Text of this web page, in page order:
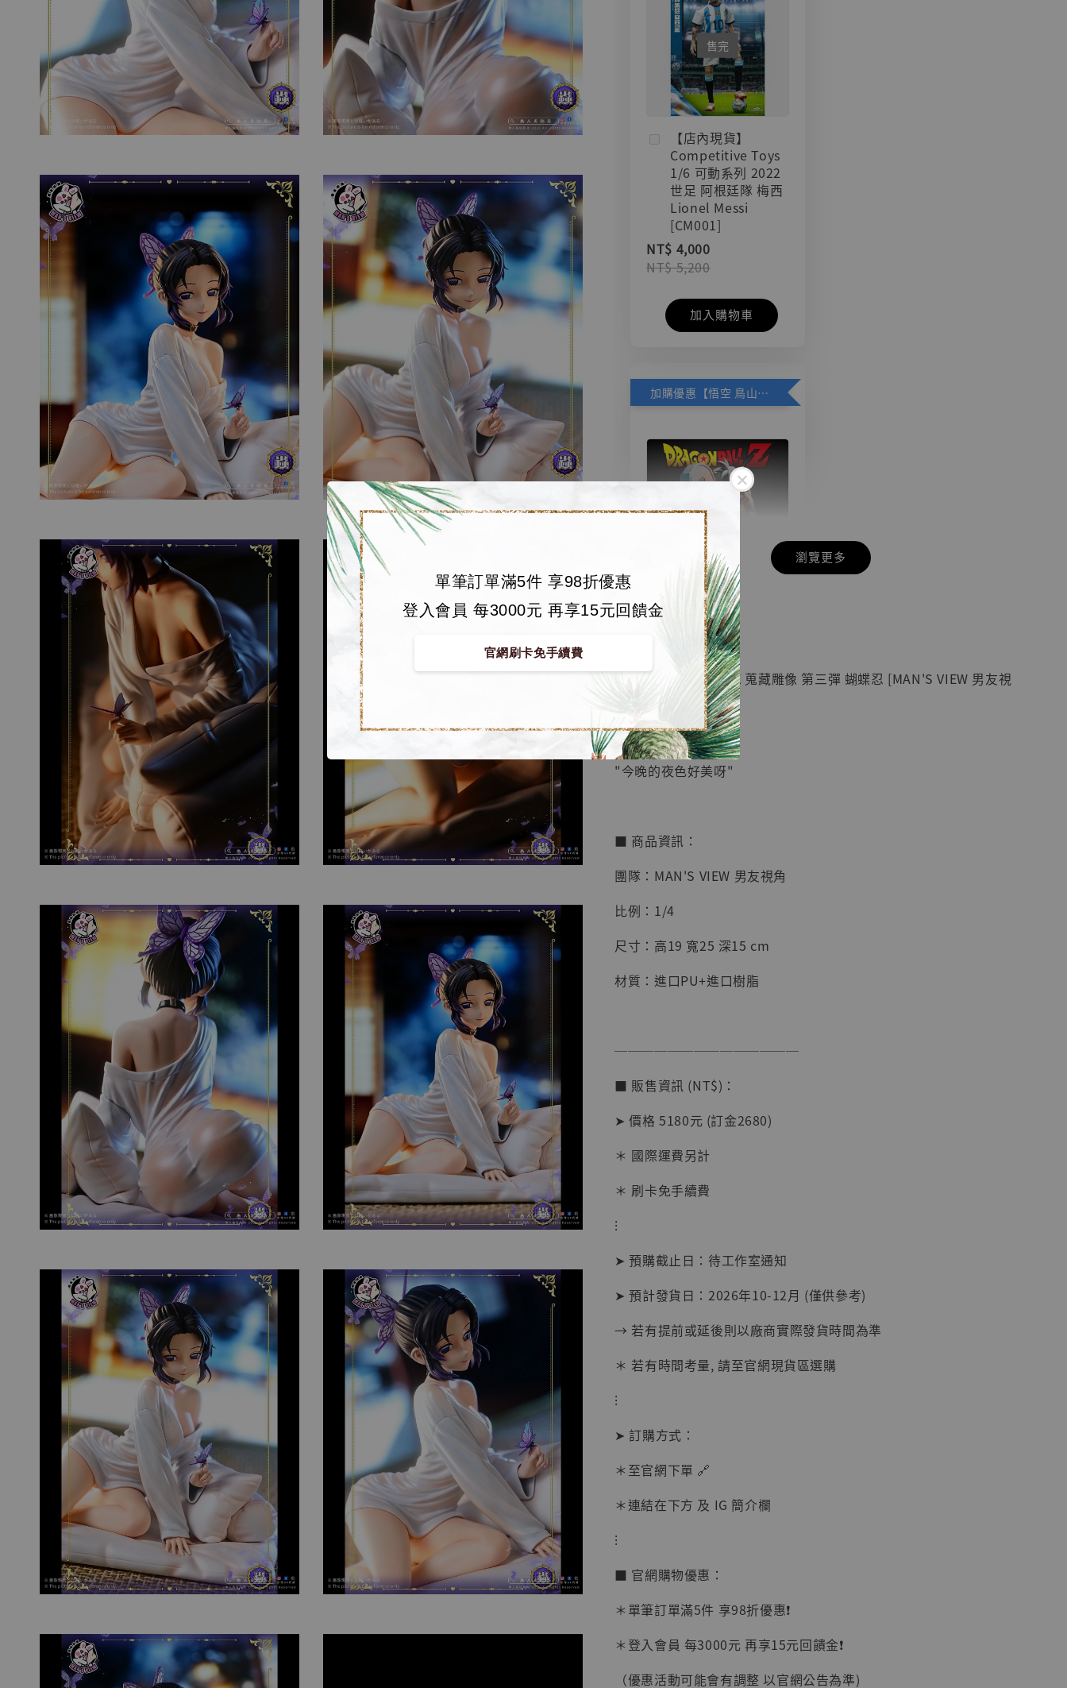
單筆訂單滿5件 享98折優惠
登入會員 每3000元 再享15元回饋金
官網刷卡免手續費
售完
【店內現貨】
Competitive Toys
1/6 可動系列 2022
世足 阿根廷隊 梅西
Lionel Messi
[CM001]
NT$ 4,000
NT$ 5,200
加入購物車
加購優惠【悟空 鳥山明紀念款 [奇蹟工作室]】
【店內現貨】七龍珠
系列蒐藏雕像 悟空
鳥山明紀念款 [奇蹟
工作室]
NT$ 4,280
NT$ 5,580
- +
加入購物車
系列蒐藏雕像 布魯
克達摩 [7STARS
Studio]
NT$ 1,500
-
加入購物車
加購優惠【讓子彈飛 鵝城縣長 張麻子 [BK01]】
【現貨】
BJSTUDIO 1/6系列
可動蒐藏人偶 讓子
NT$ 4,980
加入購物車
瀏覽更多
🏝【無人島玩具】
【預購】鬼滅之刃 GK 蒐藏雕像 第三彈 蝴蝶忍 [MAN'S VIEW 男友視
"今晚的夜色好美呀"
■ 商品資訊：
團隊：MAN'S VIEW 男友視角
比例：1/4
尺寸：高19 寬25 深15 cm
材質：進口PU+進口樹脂
──────────────
■ 販售資訊 (NT$)：
➤ 價格 5180元 (訂金2680)
＊ 國際運費另計
＊ 刷卡免手續費
⁝
➤ 預購截止日：待工作室通知
➤ 預計發貨日：2026年10-12月 (僅供參考)
→ 若有提前或延後則以廠商實際發貨時間為準
＊ 若有時間考量, 請至官網現貨區選購
⁝
➤ 訂購方式：
＊至官網下單 🔗
＊連結在下方 及 IG 簡介欄
⁝
■ 官網購物優惠：
＊單筆訂單滿5件 享98折優惠❗️
＊登入會員 每3000元 再享15元回饋金❗️
（優惠活動可能會有調整 以官網公告為準)